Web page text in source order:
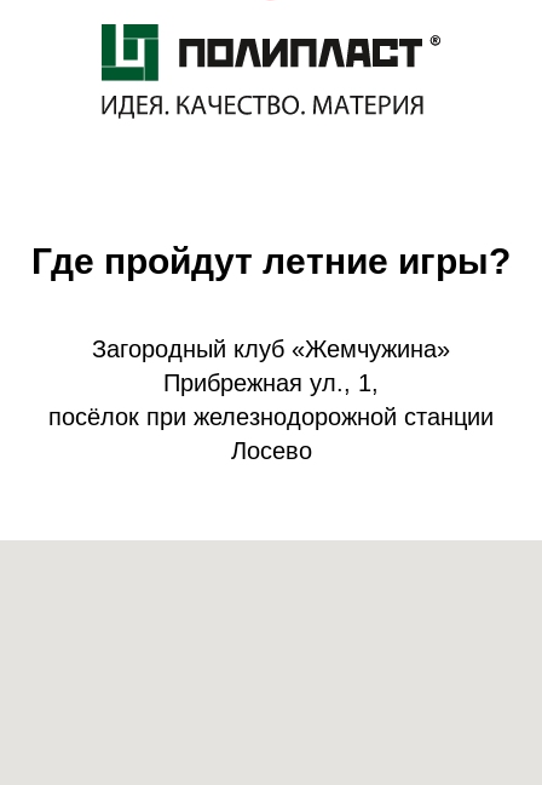
Где пройдут летние игры?
Загородный клуб «Жемчужина»
Прибрежная ул., 1,
посёлок при железнодорожной станции
Лосево